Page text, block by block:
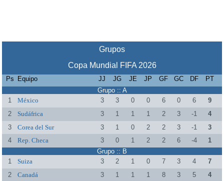
Grupos
Copa Mundial FIFA 2026
Ps Equipo JJ JG JE JP GF GC DF
PT
Grupo :: A
1
México 3 3 0 0 6 0 6
9
2
Sudáfrica 3 1 1 1 2 3 -1
4
3
Corea del Sur 3 1 0 2 2 3 -1
3
4
Rep. Checa 3 0 1 2 2 6 -4
1
Grupo :: B
1
Suiza 3 2 1 0 7 3 4
7
2
Canadá 3 1 1 1 8 3 5
4